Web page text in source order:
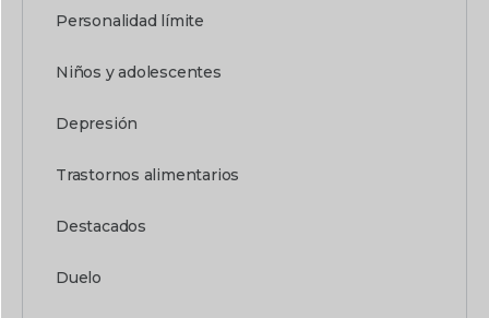
Personalidad límite
Niños y adolescentes
Depresión
Trastornos alimentarios
Destacados
Duelo